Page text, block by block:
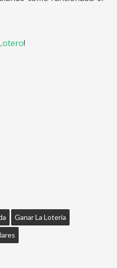
!
Ganar La Lotería